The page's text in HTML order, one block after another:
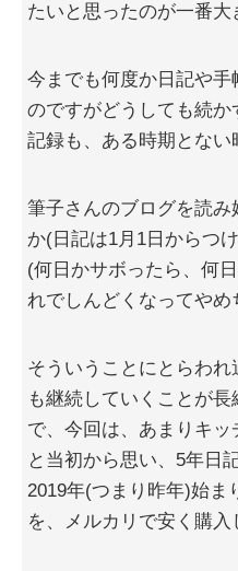
たいと思ったのが一番大
今までも何度か日記や
のですがどうしても続
記録も、ある時期とな
筆子さんのブログを読
か(日記は1月1日からつ
(何日かサボったら、何
れでしんどくなってやめ
そういうことにとらわ
も継続していくことが
で、今回は、あまりキッ
と当初から思い、5年日
2019年(つまり昨年)始ま
を、メルカリで安く購入